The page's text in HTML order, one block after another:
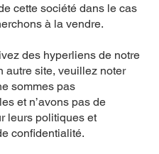
cette société dans le cas
à la vendre.
des hyperliens de notre
autre site, veuillez noter
sommes pas
et n’avons pas de
leurs politiques et
confidentialité.